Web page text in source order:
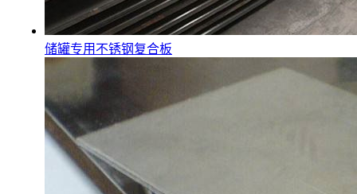
储罐专用不锈钢复合板